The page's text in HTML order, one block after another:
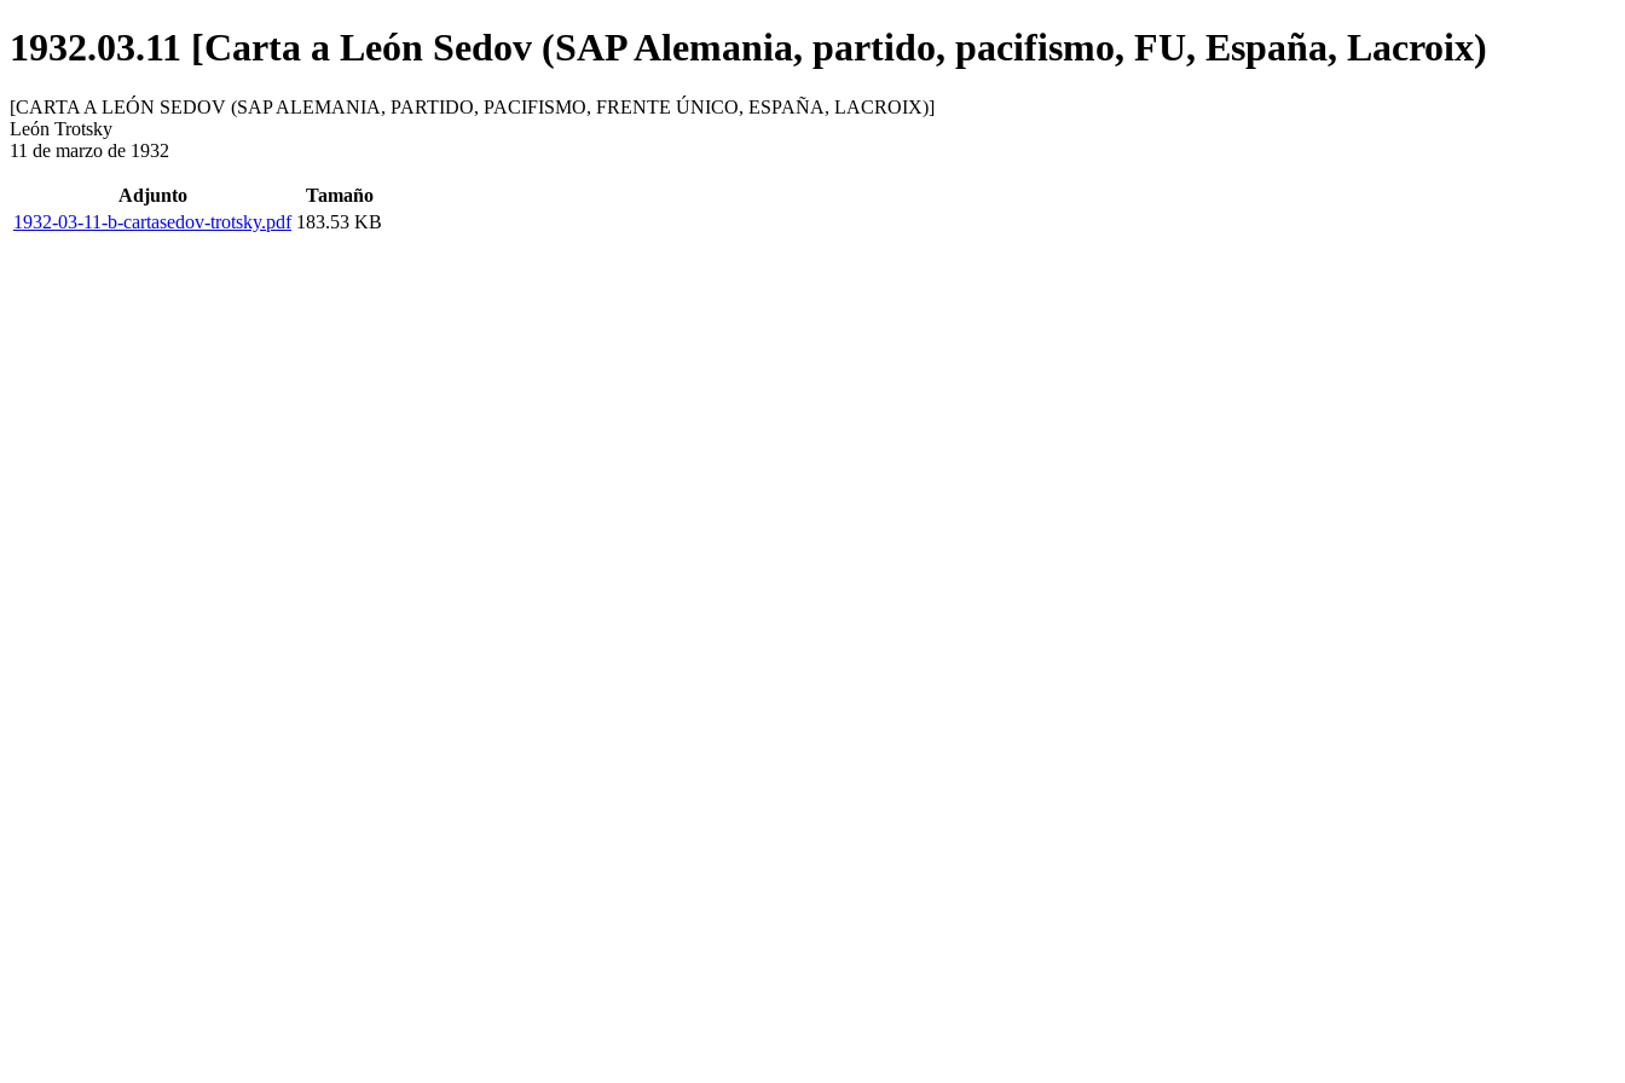
1932.03.11 [Carta a León Sedov (SAP Alemania, partido, pacifismo, FU, España, Lacroix)
[CARTA A LEÓN SEDOV (SAP ALEMANIA, PARTIDO, PACIFISMO, FRENTE ÚNICO, ESPAÑA, LACROIX)]
León Trotsky
11 de marzo de 1932
Adjunto
Tamaño
1932-03-11-b-cartasedov-trotsky.pdf 183.53 KB